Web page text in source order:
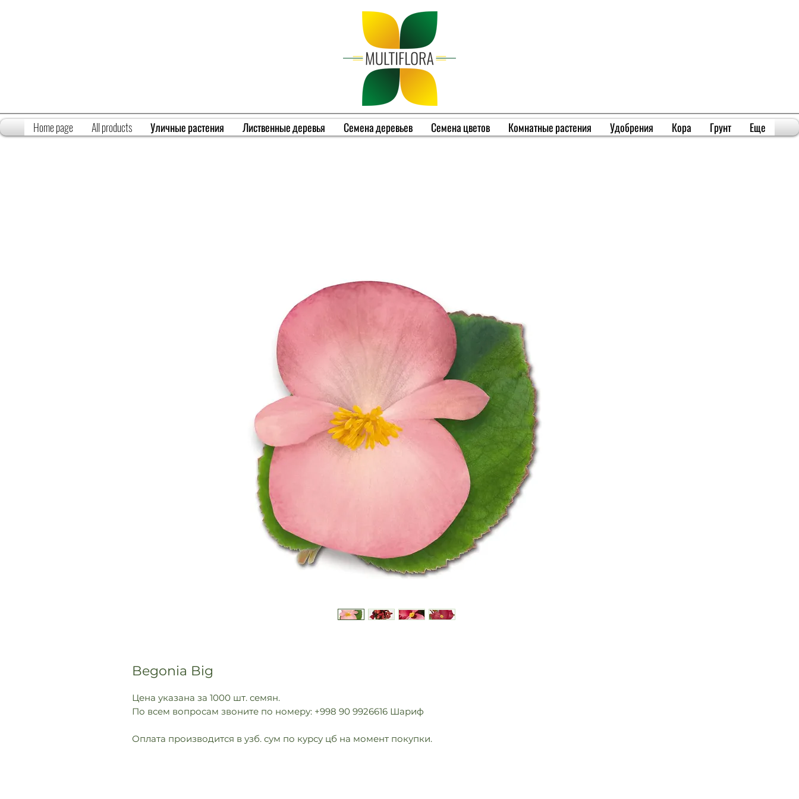
Home page All products Уличные растения Лиственные деревья Семена деревьев Семена цветов Комнатные растения Удобрения Кора Грунт Еще
Begonia Big
Цена указана за 1000 шт. семян.
По всем вопросам звоните по номеру: +998 90 9926616 Шариф
Оплата производится в узб. сум по курсу цб на момент покупки.